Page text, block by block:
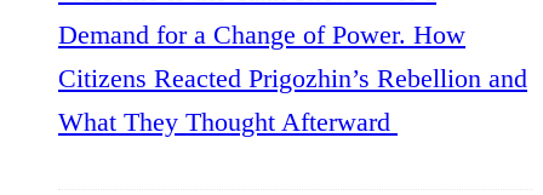
Demand for a Change of Power. How
Citizens Reacted Prigozhin’s Rebellion and
What They Thought Afterward